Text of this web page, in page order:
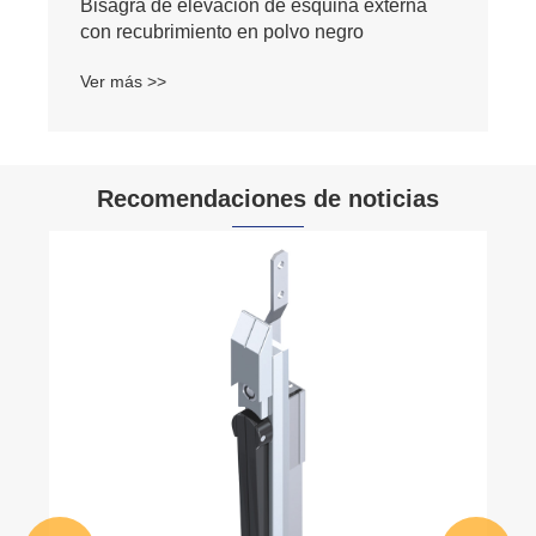
Recomendaciones de noticias
¿Qué es el adaptador de varilla redonda?
¿Cuáles son sus funciones principales?